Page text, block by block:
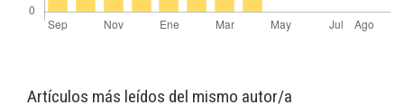
Artículos más leídos del mismo autor/a